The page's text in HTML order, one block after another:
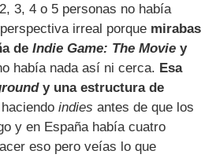
3, 4 o 5 personas no había
irreal porque mirabas
deIndie Game: The Movie y
había nada así ni cerca. Esa
y una estructura de
haciendoindies antes de que los
y en España había cuatro
eso pero veías lo que